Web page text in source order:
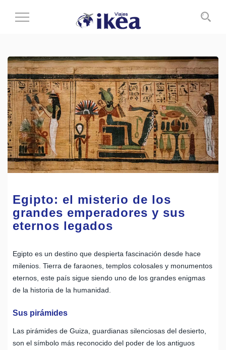
Cambiar
navegación
Egipto: el misterio de los
grandes emperadores y sus
eternos legados
Egipto es un destino que despierta fascinación desde hace
milenios. Tierra de faraones, templos colosales y monumentos
eternos, este país sigue siendo uno de los grandes enigmas
de la historia de la humanidad.
Sus pirámides
Las pirámides de Guiza, guardianas silenciosas del desierto,
son el símbolo más reconocido del poder de los antiguos